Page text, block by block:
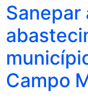
Sanepar
Campo